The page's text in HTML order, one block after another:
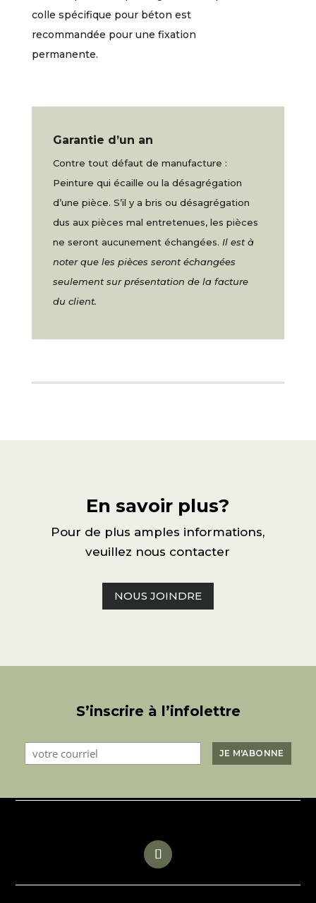
colle spécifique pour béton est
recommandée pour une fixation
permanente.
Garantie d’un an
Contre tout défaut de manufacture :
Peinture qui écaille ou la désagrégation
d’une pièce. S’il y a bris ou désagrégation
dus aux pièces mal entretenues, les pièces
ne seront aucunement échangées. Il est à
noter que les pièces seront échangées
seulement sur présentation de la facture
du client.
En savoir plus?
Pour de plus amples informations,
veuillez nous contacter
NOUS JOINDRE
S’inscrire à l’infolettre